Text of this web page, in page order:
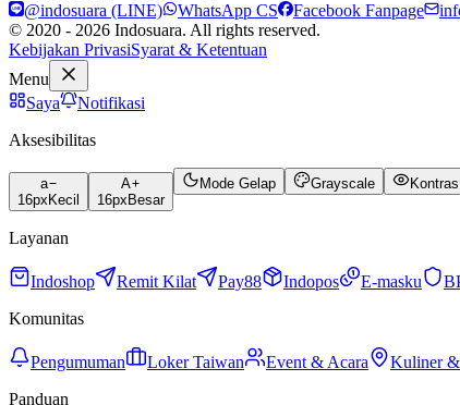
@indosuara (LINE)
WhatsApp CS Facebook Fanpage
© 2020 - 2026 Indosuara. All rights reserved.
Kebijakan PrivasiSyarat & Ketentuan
Menu
Saya
Notifikasi
Aksesibilitas
a
16px Kecil
A
16px Besar
Mode Gelap Grayscale Kontras
Layanan
Indoshop Remit Kilat Pay88 Indopos E-masku
Komunitas
Pengumuman Loker Taiwan Event & Acara
Kuliner
Panduan